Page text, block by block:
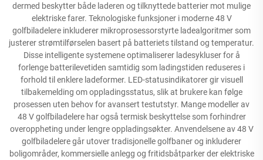
dermed beskytter både laderen og tilknyttede batterier mot mulige
elektriske farer. Teknologiske funksjoner i moderne 48 V
golfbiladelere inkluderer mikroprosessorstyrte ladealgoritmer som
justerer strømtilførselen basert på batteriets tilstand og temperatur.
Disse intelligente systemene optimaliserer ladesykluser for å
forlenge batterilevetiden samtidig som ladingstiden reduseres i
forhold til enklere ladeformer. LED-statusindikatorer gir visuell
tilbakemelding om oppladingsstatus, slik at brukere kan følge
prosessen uten behov for avansert testutstyr. Mange modeller av
48 V golfbiladelere har også termisk beskyttelse som forhindrer
overoppheting under lengre oppladingsøkter. Anvendelsene av 48 V
golfbiladelere går utover tradisjonelle golfbaner og inkluderer
boligområder, kommersielle anlegg og fritidsbåtparker der elektriske